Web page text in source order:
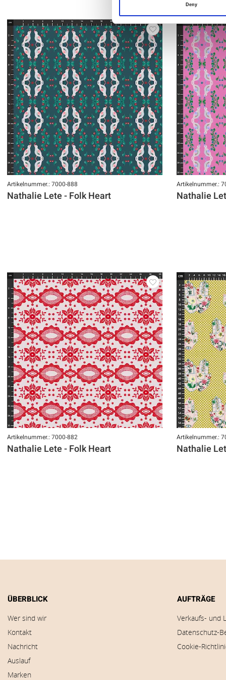
Deny
Artikelnummer.: 7000-888
Nathalie Lete - Folk Heart
Artikelnummer.:
Nathalie
Artikelnummer.: 7000-882
Nathalie Lete - Folk Heart
Artikelnummer.:
Nathalie
ÜBERBLICK
Wer sind wir
Kontakt
Nachricht
Auslauf
Marken
AUFTRÄGE
Verkaufs- und
Datenschutz-
Cookie-